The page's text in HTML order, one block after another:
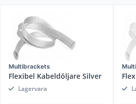
Multibrackets
Flexibel Kabeldöljare Silver
Lagervara